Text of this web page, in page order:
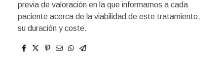
previa de valoración en la que informamos a cada
paciente acerca de la viabilidad de este tratamiento,
su duración y coste.